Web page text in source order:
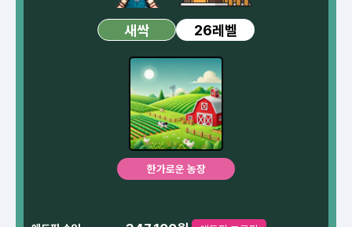
새싹 26레벨
한가로운 농장